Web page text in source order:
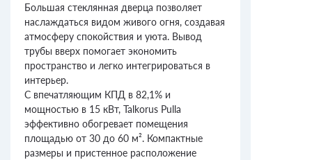
Большая стеклянная дверца позволяет
наслаждаться видом живого огня, создавая
атмосферу спокойствия и уюта. Вывод
трубы вверх помогает экономить
пространство и легко интегрироваться в
интерьер.
С впечатляющим КПД в 82,1% и
мощностью в 15 кВт, Talkorus Pulla
эффективно обогревает помещения
площадью от 30 до 60 м². Компактные
размеры и пристенное расположение